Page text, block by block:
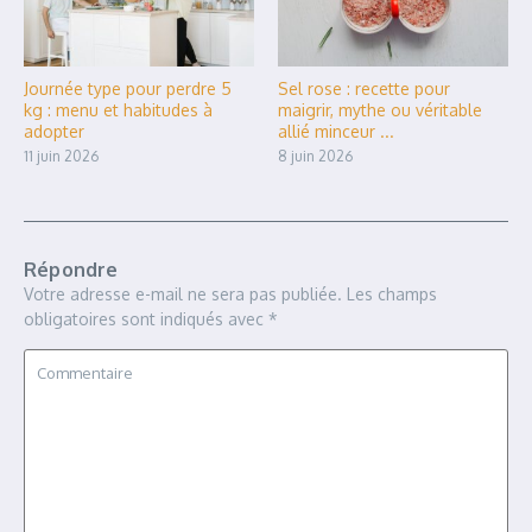
Journée type pour perdre 5
kg : menu et habitudes à
adopter
11 juin 2026
Sel rose : recette pour
maigrir, mythe ou véritable
allié minceur ...
8 juin 2026
Répondre
Votre adresse e-mail ne sera pas publiée. Les champs
obligatoires sont indiqués avec *